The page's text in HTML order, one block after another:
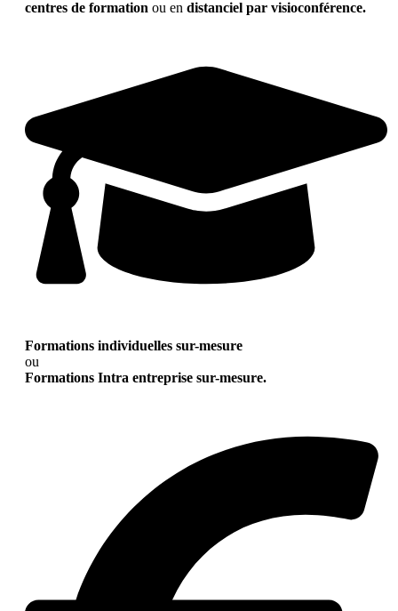
centres de formation ou en distanciel par visioconférence.
Formations individuelles sur-mesure
ou
Formations Intra entreprise sur-mesure.